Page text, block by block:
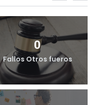
0
Fallos Otros fueros